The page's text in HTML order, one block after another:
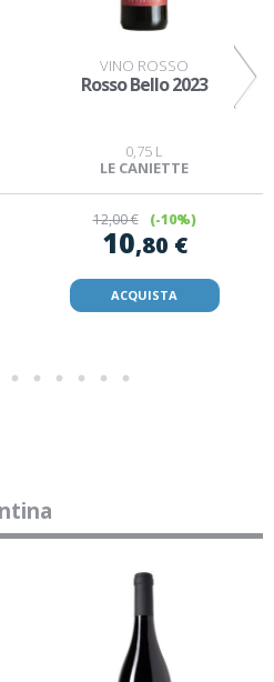
VINO ROSSO
Rosso Bello 2023
0,75 L
LE CANIETTE
12,00 € (-10%)
10,80 €
ACQUISTA